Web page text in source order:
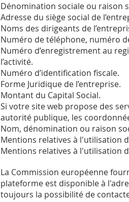
Dénomination sociale ou raison
Adresse du siège social de
Noms des dirigeants de
Numéro de téléphone, numéro
Numéro d’enregistrement au
l’activité.
Numéro d’identification fiscale.
Forme Juridique de l’entreprise.
Montant du Capital Social.
Si votre site web propose des
autorité publique, les
Nom, dénomination ou raison
Mentions relatives à l'utilisation
Mentions relatives à l'utilisation
La Commission européenne
plateforme est disponible à
toujours la possibilité de